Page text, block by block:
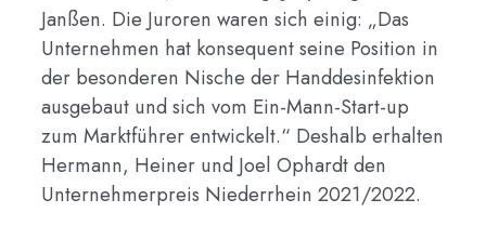
Janßen. Die Juroren waren sich einig: „Das
Unternehmen hat konsequent seine Position in
der besonderen Nische der Handdesinfektion
ausgebaut und sich vom Ein-Mann-Start-up
zum Marktführer entwickelt.“ Deshalb erhalten
Hermann, Heiner und Joel Ophardt den
Unternehmerpreis Niederrhein 2021/2022.